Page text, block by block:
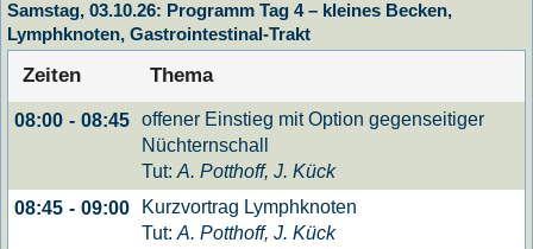
Samstag, 03.10.26: Programm Tag 4 – kleines Becken,
Lymphknoten, Gastrointestinal-Trakt
Zeiten Thema
08:00 - 08:45 offener Einstieg mit Option gegenseitiger
Nüchternschall
Tut: A. Potthoff, J. Kück
08:45 - 09:00
Kurzvortrag Lymphknoten
Tut: A. Potthoff, J. Kück